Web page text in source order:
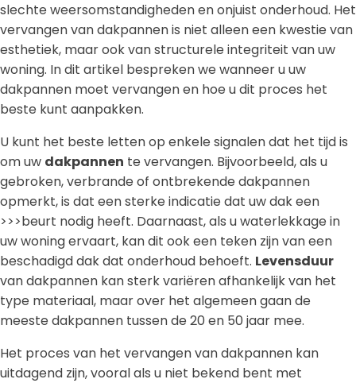
slechte weersomstandigheden en onjuist onderhoud. Het
vervangen van dakpannen is niet alleen een kwestie van
esthetiek, maar ook van structurele integriteit van uw
woning. In dit artikel bespreken we wanneer u uw
dakpannen moet vervangen en hoe u dit proces het
beste kunt aanpakken.
U kunt het beste letten op enkele signalen dat het tijd is
om uw dakpannen te vervangen. Bijvoorbeeld, als u
gebroken, verbrande of ontbrekende dakpannen
opmerkt, is dat een sterke indicatie dat uw dak een
>>>beurt nodig heeft. Daarnaast, als u waterlekkage in
uw woning ervaart, kan dit ook een teken zijn van een
beschadigd dak dat onderhoud behoeft. Levensduur
van dakpannen kan sterk variëren afhankelijk van het
type materiaal, maar over het algemeen gaan de
meeste dakpannen tussen de 20 en 50 jaar mee.
Het proces van het vervangen van dakpannen kan
uitdagend zijn, vooral als u niet bekend bent met